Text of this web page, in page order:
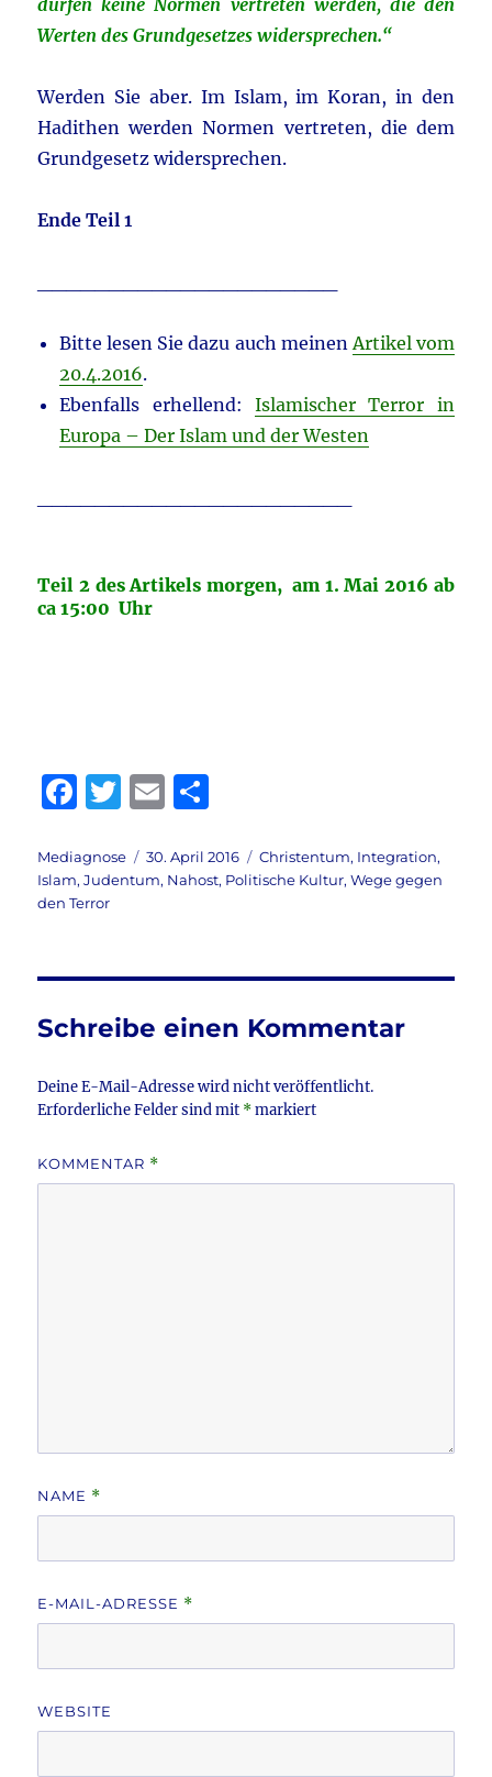
dürfen keine Normen vertreten werden, die den
Werten des Grundgesetzes widersprechen.“
Werden Sie aber. Im Islam, im Koran, in den
Hadithen werden Normen vertreten, die dem
Grundgesetz widersprechen.
Ende Teil 1
Bitte lesen Sie dazu auch meinenArtikel vom
20.4.2016.
Ebenfalls erhellend: Islamischer Terror in
Europa – Der Islam und der Westen
Teil 2 des Artikels morgen, am 1. Mai 2016 ab
ca 15:00 Uhr
F
c
e
o
k
T
it
te
E
ai
l
le
n
Autor
Mediagnose
Veröffentlicht
am
30. April 2016 Kategorien
Christentum, Integration,
Islam,Judentum, Nahost, Politische Kultur,Wege gegen
den Terror
Schreibe einen Kommentar
Deine E-Mail-Adresse wird nicht veröffentlicht.
Erforderliche Felder sind mit *markiert
KOMMENTAR *
NAME *
E-MAIL-ADRESSE *
WEBSITE